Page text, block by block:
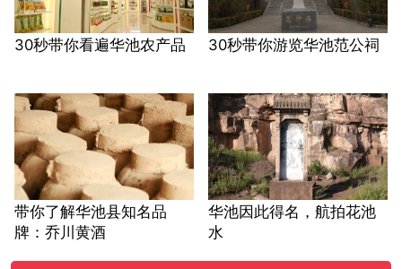
30秒带你看遍华池农产品 30秒带你游览华池范公祠
带你了解华池县知名品
牌：乔川黄酒
华池因此得名，航拍花池
水